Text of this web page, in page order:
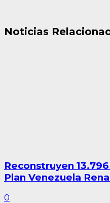
Noticias
Reconstruyen
Plan Venezuela
0